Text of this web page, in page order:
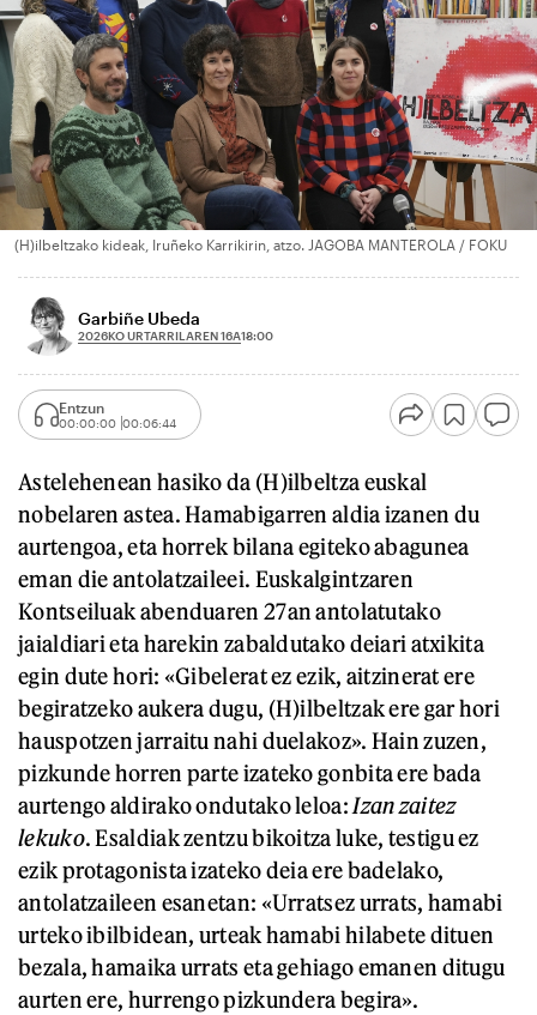
(H)ilbeltzako kideak, Iruñeko Karrikirin, atzo. JAGOBA MANTEROLA / FOKU
Garbiñe Ubeda
2026KO URTARRILAREN 16A18:00
Entzun
00:00:00 00:06:44
Astelehenean hasiko da (H)ilbeltza euskal
nobelaren astea. Hamabigarren aldia izanen du
aurtengoa, eta horrek bilana egiteko abagunea
eman die antolatzaileei. Euskalgintzaren
Kontseiluak abenduaren 27an antolatutako
jaialdiari eta harekin zabaldutako deiari atxikita
egin dute hori: «Gibelerat ez ezik, aitzinerat ere
begiratzeko aukera dugu, (H)ilbeltzak ere gar hori
hauspotzen jarraitu nahi duelakoz». Hain zuzen,
pizkunde horren parte izateko gonbita ere bada
aurtengo aldirako ondutako leloa: Izan zaitez
lekuko. Esaldiak zentzu bikoitza luke, testigu ez
ezik protagonista izateko deia ere badelako,
antolatzaileen esanetan: «Urratsez urrats, hamabi
urteko ibilbidean, urteak hamabi hilabete dituen
bezala, hamaika urrats eta gehiago emanen ditugu
aurten ere, hurrengo pizkundera begira».